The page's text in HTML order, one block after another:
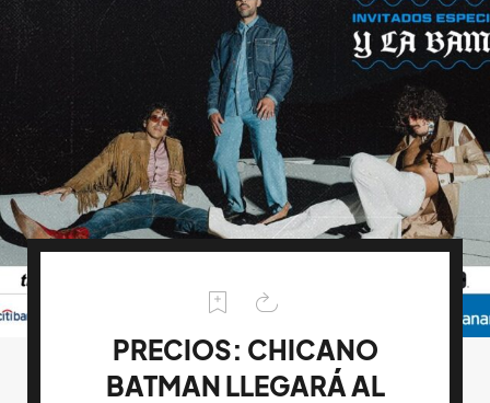
PRECIOS: CHICANO
BATMAN LLEGARÁ AL